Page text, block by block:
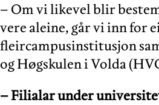
– Om vi likevel blir
vere aleine, går vi inn for
fleircampusinstitusjon
og Høgskulen i Volda
– Filialar under